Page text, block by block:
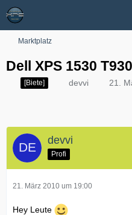
Marktplatz
Dell XPS 1530
[Biete] devvi 21.
devvi
Profi
21. März 2010 um 19:00
Hey Leute